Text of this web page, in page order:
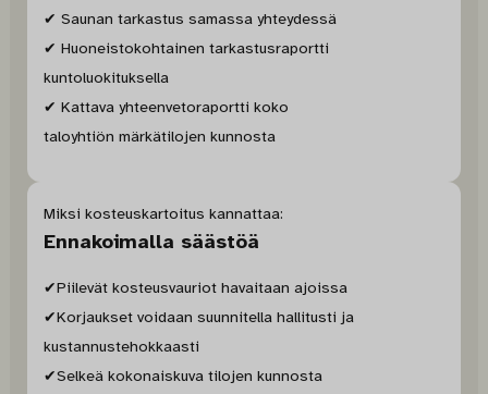
✔ Saunan tarkastus samassa yhteydessä
✔ Huoneistokohtainen tarkastusraportti
kuntoluokituksella
✔ Kattava yhteenvetoraportti koko
taloyhtiön märkätilojen kunnosta
Miksi kosteuskartoitus kannattaa:
Ennakoimalla säästöä
✔Piilevät kosteusvauriot havaitaan ajoissa
✔Korjaukset voidaan suunnitella hallitusti ja
kustannustehokkaasti
✔Selkeä kokonaiskuva tilojen kunnosta